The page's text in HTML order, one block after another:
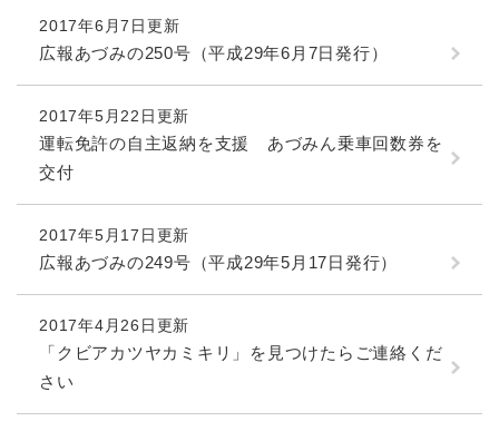
2017年6月7日更新
広報あづみの250号（平成29年6月7日発行）
2017年5月22日更新
運転免許の自主返納を支援 あづみん乗車回数券を
交付
2017年5月17日更新
広報あづみの249号（平成29年5月17日発行）
2017年4月26日更新
「クビアカツヤカミキリ」を見つけたらご連絡くだ
さい